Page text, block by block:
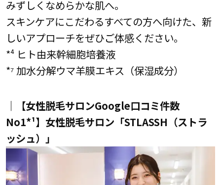
みずしくなめらかな肌へ。
スキンケアにこだわるすべての方へ向けた、新
しいアプローチをぜひご体感ください。
*⁴ ヒト由来幹細胞培養液
*⁷ 加水分解ウマ羊膜エキス（保湿成分）
｜【女性脱毛サロンGoogle口コミ件数
No1*¹】女性脱毛サロン「STLASSH（ストラ
ッシュ）」